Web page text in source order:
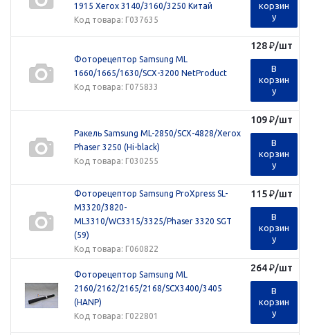
1915 Xerox 3140/3160/3250 Китай
Код товара: Г037635
корзин
у
Фоторецептор Samsung ML
1660/1665/1630/SCX-3200 NetProduct
Код товара: Г075833
128₽/шт
В
корзин
у
Ракель Samsung ML-2850/SCX-4828/Xerox
Phaser 3250 (Hi-black)
Код товара: Г030255
109₽/шт
В
корзин
у
Фоторецептор Samsung ProXpress SL-
M3320/3820-
ML3310/WC3315/3325/Phaser 3320 SGT
(59)
Код товара: Г060822
115₽/шт
В
корзин
у
Фоторецептор Samsung ML
2160/2162/2165/2168/SCX3400/3405
(HANP)
Код товара: Г022801
264₽/шт
В
корзин
у